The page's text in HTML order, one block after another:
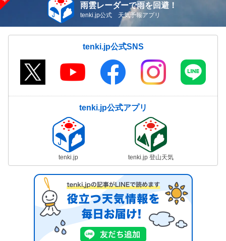
08/08(土)16:55
雨雲レーダーで雨を回避！
tenki.jp公式 天気予報アプリ
tenki.jp公式SNS
tenki.jp公式アプリ
tenki.jp tenki.jp 登山天気